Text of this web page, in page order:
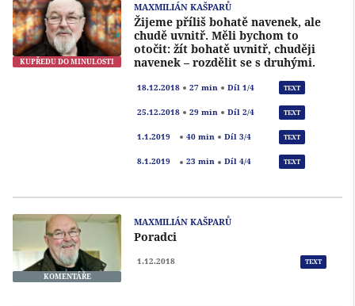
KUPŘEDU DO MINULOSTI
MAXMILIÁN KAŠPARŮ
Žijeme příliš bohatě navenek, ale
chudě uvnitř. Měli bychom to
otočit: žít bohatě uvnitř, chuději
navenek – rozdělit se s druhými.
18.12.2018 27 min Díl 1/4 TEXT
25.12.2018 29 min Díl 2/4 TEXT
1.1.2019 40 min Díl 3/4 TEXT
8.1.2019 23 min Díl 4/4 TEXT
KOMENTÁŘE
MAXMILIÁN KAŠPARŮ
Poradci
1.12.2018 TEXT